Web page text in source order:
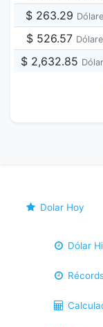
$ 263.29
$ 526.57
$ 2,632.85
Dolar Hoy
Dólar